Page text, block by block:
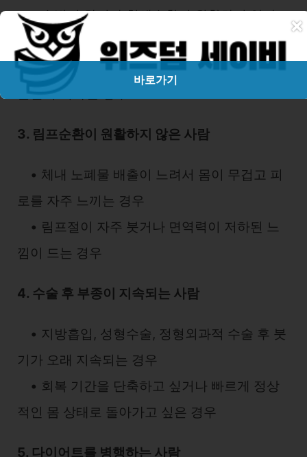
• 손발이 차거나 혈액순환이 원활하지 않아
몸이 쉽게 붓는 경우
• 운동 부족이나 장시간 한 자세로 인해 혈류
순환이 저하된 경우
3. 림프순환이 원활하지 않은 사람
• 체내 노폐물 배출이 느려서 몸이 무겁고 피
로를 자주 느끼는 경우
• 림프절이 자주 붓거나 면역력이 저하된 느
낌이 드는 경우
4. 수술 후 부종이 지속되는 사람
• 지방흡입, 성형수술, 정형외과적 수술 후 붓
기가 오래 지속되는 경우
• 회복 기간을 단축하고 싶거나 빠르게 정상
적인 몸 상태로 돌아가고 싶은 경우
5. 다이어트를 병행하는 사람
×
바로가기